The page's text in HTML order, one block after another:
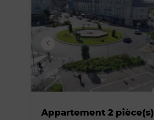
Appartement 2 pièce(s)